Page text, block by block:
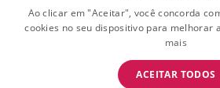
BAIXE O APP
E garanta 15% OFF na
Ao clicar em "Aceitar", você concorda
cookies no seu dispositivo para melhorar
mais
ACEITAR TODOS